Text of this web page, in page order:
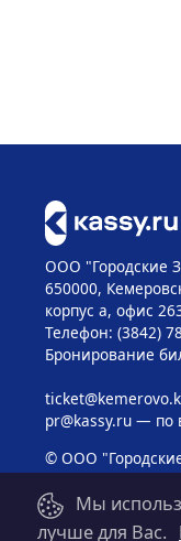
ООО "Городские
650000,
корпус а, офис
Телефон: (3842)
Бронирование
pr@kassy.ru— по
© ООО
Мы
лучше для Вас.